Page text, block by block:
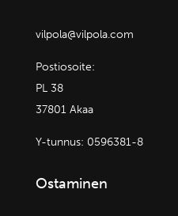
vilpola@vilpola.com
Postiosoite:
PL 38
37801 Akaa
Y-tunnus: 0596381-8
Ostaminen